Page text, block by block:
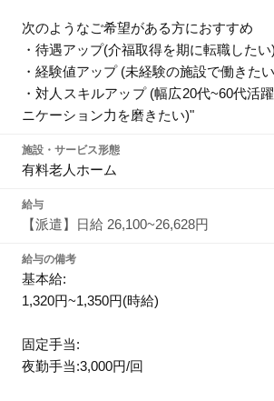
次のようなご希望がある方におすすめ
・待遇アップ(介福取得を期に転職したい)
・経験値アップ (未経験の施設で働きた
・対人スキルアップ (幅広20代~60代活
ニケーション力を磨きたい)"
施設・サービス形態
有料老人ホーム
給与
【派遣】日給 26,100~26,628円
給与の備考
基本給:
1,320円~1,350円(時給)
固定手当:
夜勤手当:3,000円/回